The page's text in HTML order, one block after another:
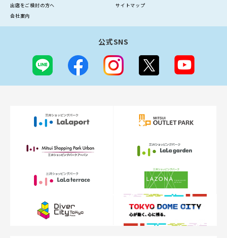
出店をご検討の方へ
サイトマップ
会社案内
公式SNS